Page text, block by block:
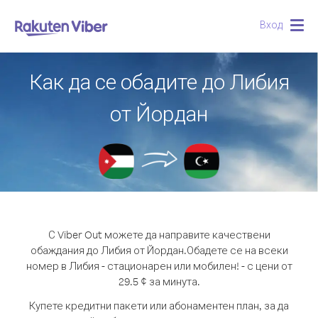
Вход
Как да се обадите до Либия
от Йордан
С Viber Out можете да направите качествени
обаждания до Либия от Йордан.Обадете се на всеки
номер в Либия - стационарен или мобилен! - с цени от
29.5 ¢ за минута.
Купете кредитни пакети или абонаментен план, за да